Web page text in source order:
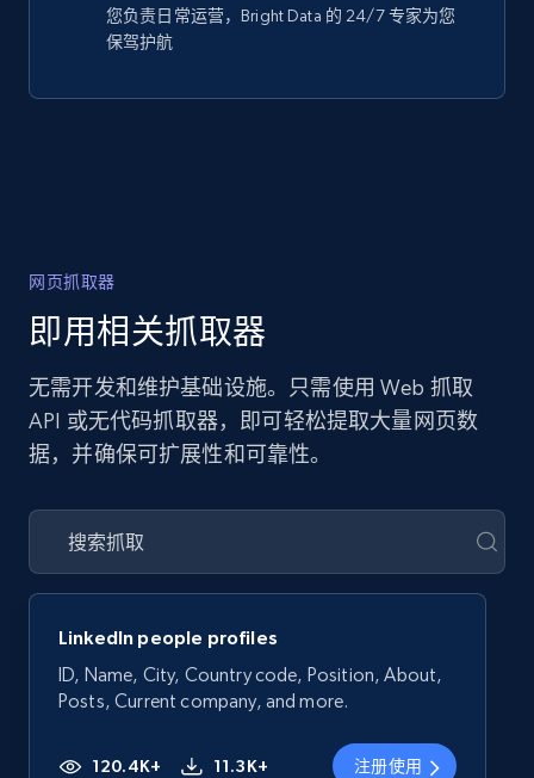
您负责日常运营，Bright Data 的 24/7 专家为您
保驾护航
网页抓取器
即用相关抓取器
无需开发和维护基础设施。只需使用 Web 抓取
API 或无代码抓取器，即可轻松提取大量网页数
据，并确保可扩展性和可靠性。
LinkedIn people profiles
ID, Name, City, Country code, Position, About,
Posts, Current company, and more.
120.4K+ 11.3K+ 注册使用